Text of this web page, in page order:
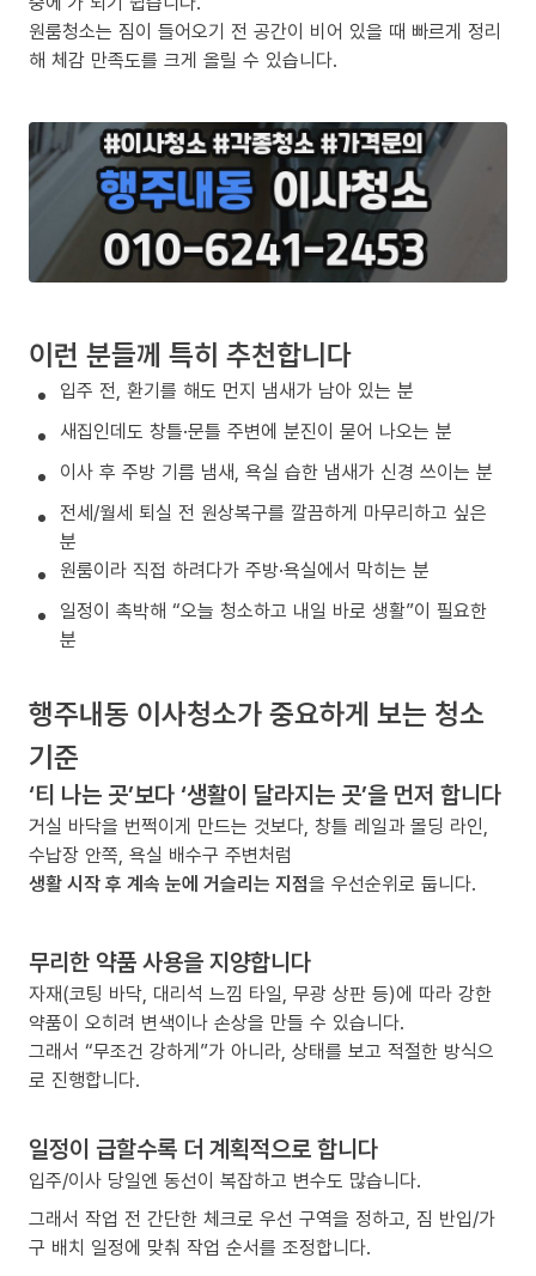
원룸청소는 짐이 들어오기 전 공간이 비어 있을 때 빠르게 정리
해 체감 만족도를 크게 올릴 수 있습니다.
이런 분들께 특히 추천합니다
입주 전, 환기를 해도 먼지 냄새가 남아 있는 분
새집인데도 창틀·문틀 주변에 분진이 묻어 나오는 분
이사 후 주방 기름 냄새, 욕실 습한 냄새가 신경 쓰이는 분
전세/월세 퇴실 전 원상복구를 깔끔하게 마무리하고 싶은
분
원룸이라 직접 하려다가 주방·욕실에서 막히는 분
일정이 촉박해 “오늘 청소하고 내일 바로 생활”이 필요한
분
행주내동 이사청소가 중요하게 보는 청소
기준
‘티 나는 곳’보다 ‘생활이 달라지는 곳’을 먼저 합니다
거실 바닥을 번쩍이게 만드는 것보다, 창틀 레일과 몰딩 라인,
수납장 안쪽, 욕실 배수구 주변처럼
생활 시작 후 계속 눈에 거슬리는 지점을 우선순위로 둡니다.
무리한 약품 사용을 지양합니다
자재(코팅 바닥, 대리석 느낌 타일, 무광 상판 등)에 따라 강한
약품이 오히려 변색이나 손상을 만들 수 있습니다.
그래서 “무조건 강하게”가 아니라, 상태를 보고 적절한 방식으
로 진행합니다.
일정이 급할수록 더 계획적으로 합니다
입주/이사 당일엔 동선이 복잡하고 변수도 많습니다.
그래서 작업 전 간단한 체크로 우선 구역을 정하고, 짐 반입/가
구 배치 일정에 맞춰 작업 순서를 조정합니다.